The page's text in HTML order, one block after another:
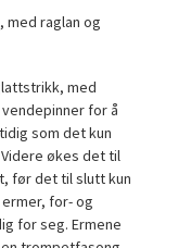
med raglan og
med
for å
som det kun
økes det til
før det til slutt kun
for- og
for seg. Ermene